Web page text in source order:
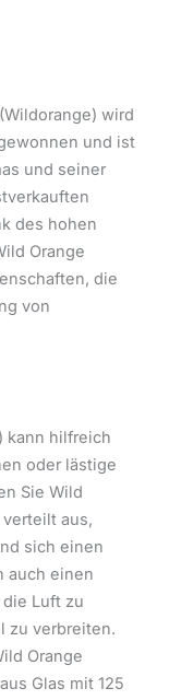
wird
und ist
und seiner
des hohen
Orange
die
von
kann hilfreich
oder lästige
Sie Wild
verteilt aus,
sich einen
auch einen
Luft zu
zu verbreiten.
Orange
Glas mit 125